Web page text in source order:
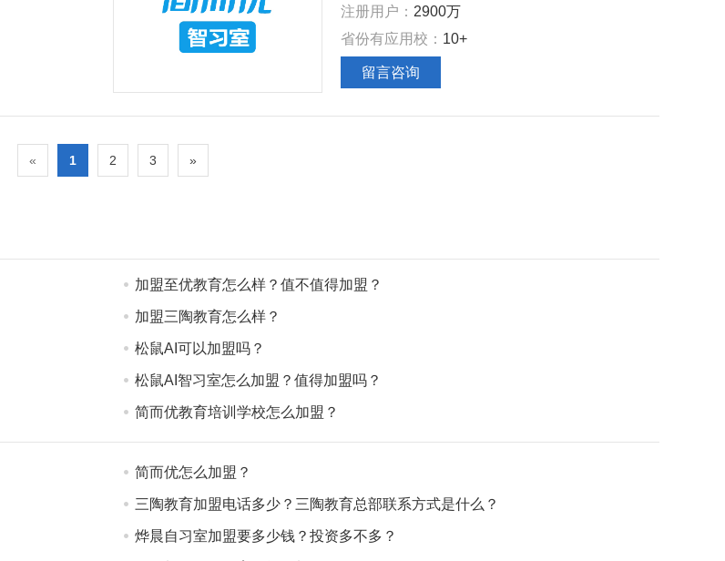
注册用户： 2900万
省份有应用校： 10+
留言咨询
« 1 2 3 »
加盟至优教育怎么样？值不值得加盟？
加盟三陶教育怎么样？
松鼠AI可以加盟吗？
松鼠AI智习室怎么加盟？值得加盟吗？
简而优教育培训学校怎么加盟？
简而优怎么加盟？
三陶教育加盟电话多少？三陶教育总部联系方式是什么？
烨晨自习室加盟要多少钱？投资多不多？